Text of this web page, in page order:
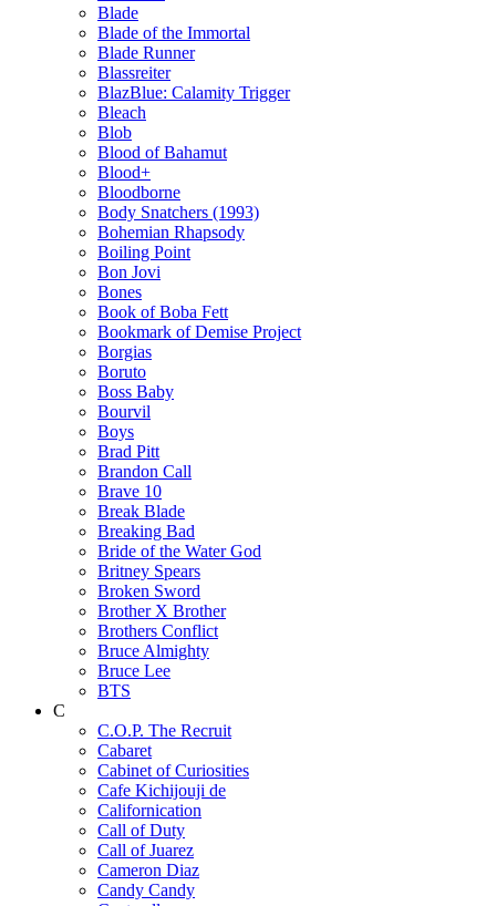
Blade
Blade of the Immortal
Blade Runner
Blassreiter
BlazBlue: Calamity Trigger
Bleach
Blob
Blood of Bahamut
Blood+
Bloodborne
Body Snatchers (1993)
Bohemian Rhapsody
Boiling Point
Bon Jovi
Bones
Book of Boba Fett
Bookmark of Demise Project
Borgias
Boruto
Boss Baby
Bourvil
Boys
Brad Pitt
Brandon Call
Brave 10
Break Blade
Breaking Bad
Bride of the Water God
Britney Spears
Broken Sword
Brother X Brother
Brothers Conflict
Bruce Almighty
Bruce Lee
BTS
C
C.O.P. The Recruit
Cabaret
Cabinet of Curiosities
Cafe Kichijouji de
Californication
Call of Duty
Call of Juarez
Cameron Diaz
Candy Candy